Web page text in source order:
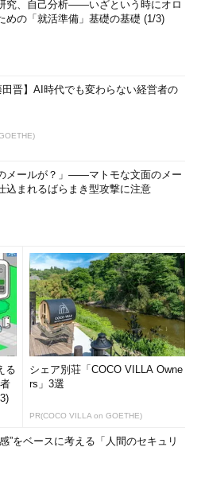
究、自己分析――いざという時にオロ
めの「就活準備」基礎の基礎 (1/3)
田晋】AI時代でも変わらない経営者の
メールが？」――マトモな文面のメー
込まれるばらまき型攻撃に注意
る
シェア別荘「COCO VILLA Owne
rs」3選
PR(COCO VILLA on GOETHE)
”をベースに考える「人間のセキュリ